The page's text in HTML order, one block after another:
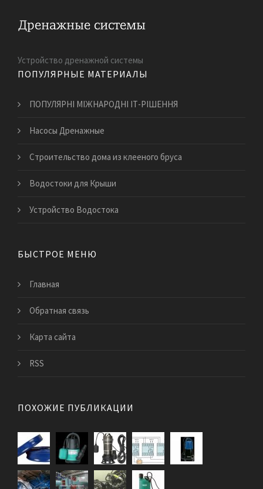
Устройство дренажной системы
ПОПУЛЯРНЫЕ МАТЕРИАЛЫ
ПОПУЛЯРНІ МІЖНАРОДНІ ІТ-РІШЕННЯ
Насосы Дренажные
Строительство дома из клееного бруса
Водостоки для Крыши
Устройство Водостока
БЫСТРОЕ МЕНЮ
Главная
Обратная связь
Карта сайта
RSS
ПОХОЖИЕ ПУБЛИКАЦИИ